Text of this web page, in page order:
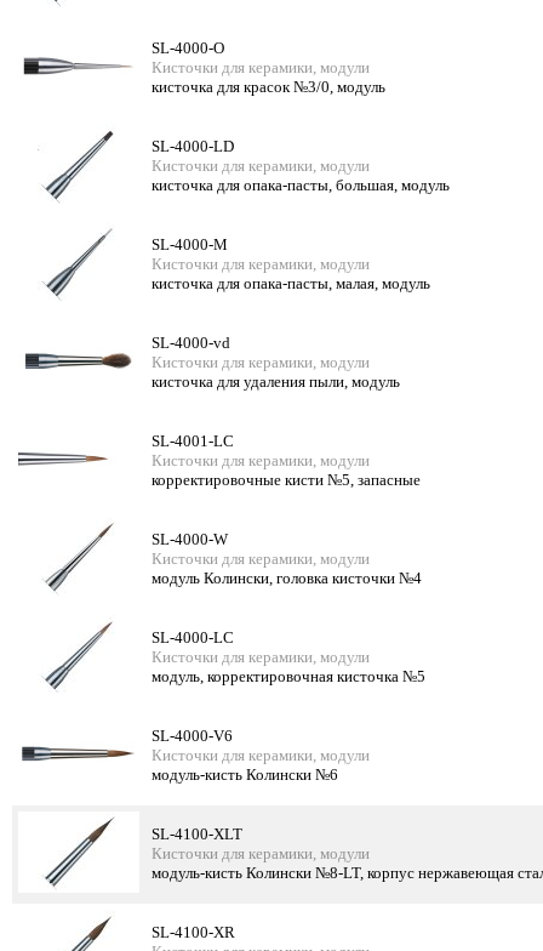
SL-4000-O
Кисточки для керамики, модули
кисточка для красок №3/0, модуль
SL-4000-LD
Кисточки для керамики, модули
кисточка для опака-пасты, большая, модуль
SL-4000-M
Кисточки для керамики, модули
кисточка для опака-пасты, малая, модуль
SL-4000-vd
Кисточки для керамики, модули
кисточка для удаления пыли, модуль
SL-4001-LC
Кисточки для керамики, модули
корректировочные кисти №5, запасные
SL-4000-W
Кисточки для керамики, модули
модуль Колински, головка кисточки №4
SL-4000-LC
Кисточки для керамики, модули
модуль, корректировочная кисточка №5
SL-4000-V6
Кисточки для керамики, модули
модуль-кисть Колински №6
SL-4100-XLT
Кисточки для керамики, модули
модуль-кисть Колински №8-LT, корпус нержавеющая
SL-4100-XR